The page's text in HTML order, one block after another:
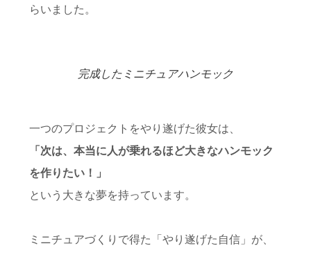
らいました。
完成したミニチュアハンモック
一つのプロジェクトをやり遂げた彼女は、
「次は、本当に人が乗れるほど大きなハンモック
を作りたい！」
という大きな夢を持っています。
ミニチュアづくりで得た「やり遂げた自信」が、